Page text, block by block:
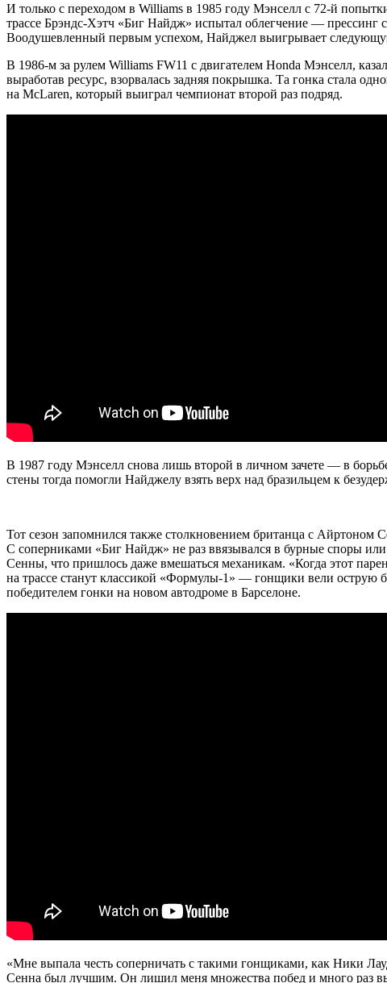
И только с переходом в Williams в 1985 году Мэнселл с 72-й
трассе Брэндс-Хэтч «Биг Найдж» испытал облегчение — прессинг
Воодушевленный первым успехом, Найджел выигрывает
В 1986-м за рулем Williams FW11 с двигателем Honda Мэнселл,
выработав ресурс, взорвалась задняя покрышка. Та гонка стала
на McLaren, который выиграл чемпионат второй раз подряд.
В 1987 году Мэнселл снова лишь второй в личном зачете — в
стены тогда помогли Найджелу взять верх над бразильцем к
Тот сезон запомнился также столкновением британца с Айртоном
С соперниками «Биг Найдж» не раз ввязывался в бурные споры
Сенны, что пришлось даже вмешаться механикам. «Когда этот
на трассе станут классикой «Формулы-1» — гонщики вели острую
победителем гонки на новом автодроме в Барселоне.
«Мне выпала честь соперничать с такими гонщиками, как Ники
Сенна был лучшим. Он лишил меня множества побед и много раз